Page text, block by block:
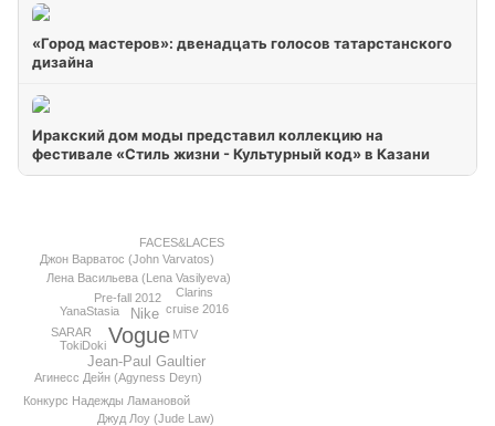
«Город мастеров»: двенадцать голосов татарстанского
дизайна
Иракский дом моды представил коллекцию на
фестивале «Стиль жизни - Культурный код» в Казани
Vogue
Nike
Jean-Paul Gaultier
Pre-fall 2012
Лена Васильева (Lena Vasilyeva)
Агинесс Дейн (Agyness Deyn)
Конкурс Надежды Ламановой
MTV
cruise 2016
YanaStasia
TokiDoki
Джон Варватос (John Varvatos)
Джуд Лоу (Jude Law)
FACES&LACES
SARAR
Clarins